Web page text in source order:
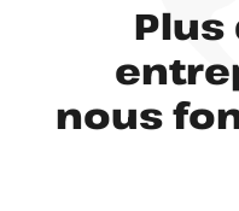
Plus
nous